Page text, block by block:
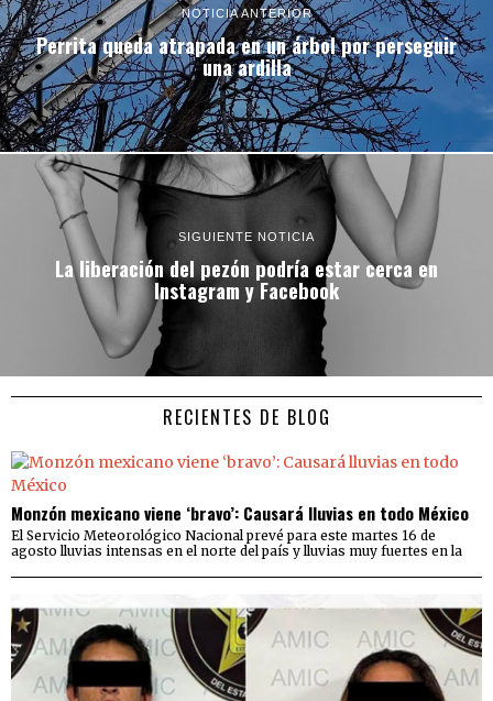
NOTICIA ANTERIOR
Perrita queda atrapada en un árbol por perseguir
una ardilla
SIGUIENTE NOTICIA
La liberación del pezón podría estar cerca en
Instagram y Facebook
RECIENTES DE BLOG
Monzón mexicano viene ‘bravo’: Causará lluvias en todo México
El Servicio Meteorológico Nacional prevé para este martes 16 de
agosto lluvias intensas en el norte del país y lluvias muy fuertes en la